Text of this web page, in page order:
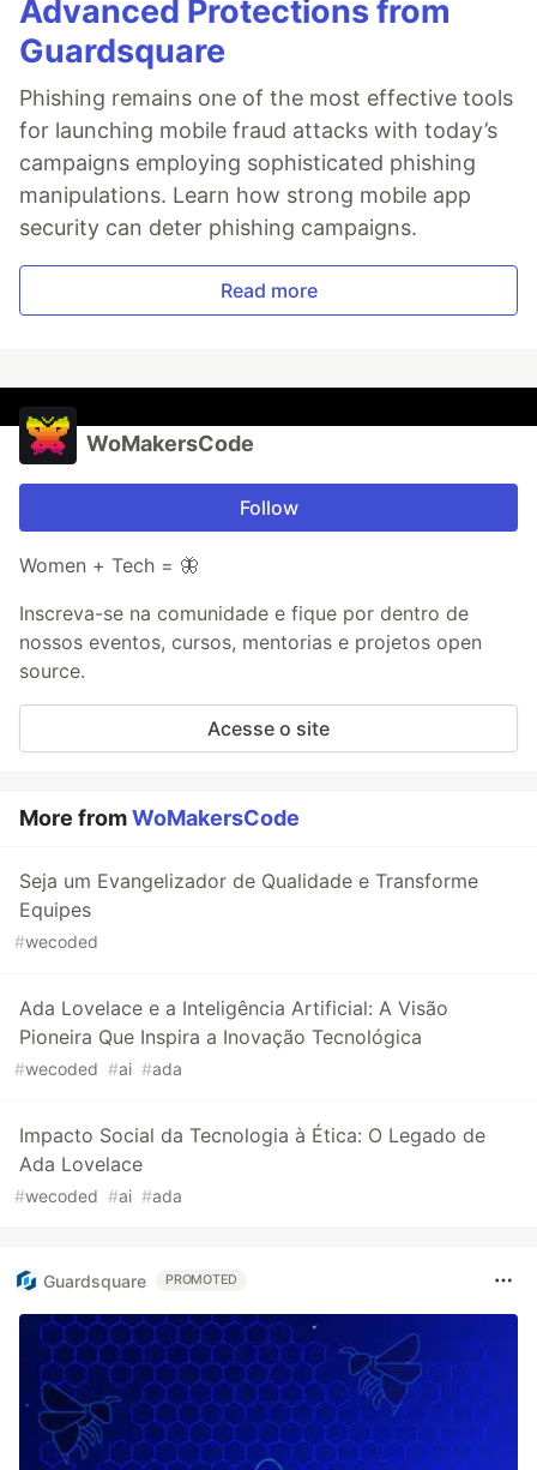
Advanced Protections from
Guardsquare
Phishing remains one of the most effective tools
for launching mobile fraud attacks with today’s
campaigns employing sophisticated phishing
manipulations. Learn how strong mobile app
security can deter phishing campaigns.
Read more
WoMakersCode
Follow
Women + Tech = 🦋
Inscreva-se na comunidade e fique por dentro de
nossos eventos, cursos, mentorias e projetos open
source.
Acesse o site
More fromWoMakersCode
Seja um Evangelizador de Qualidade e Transforme
Equipes
#wecoded
Ada Lovelace e a Inteligência Artificial: A Visão
Pioneira Que Inspira a Inovação Tecnológica
#wecoded #ai #ada
Impacto Social da Tecnologia à Ética: O Legado de
Ada Lovelace
#wecoded #ai #ada
Guardsquare PROMOTED